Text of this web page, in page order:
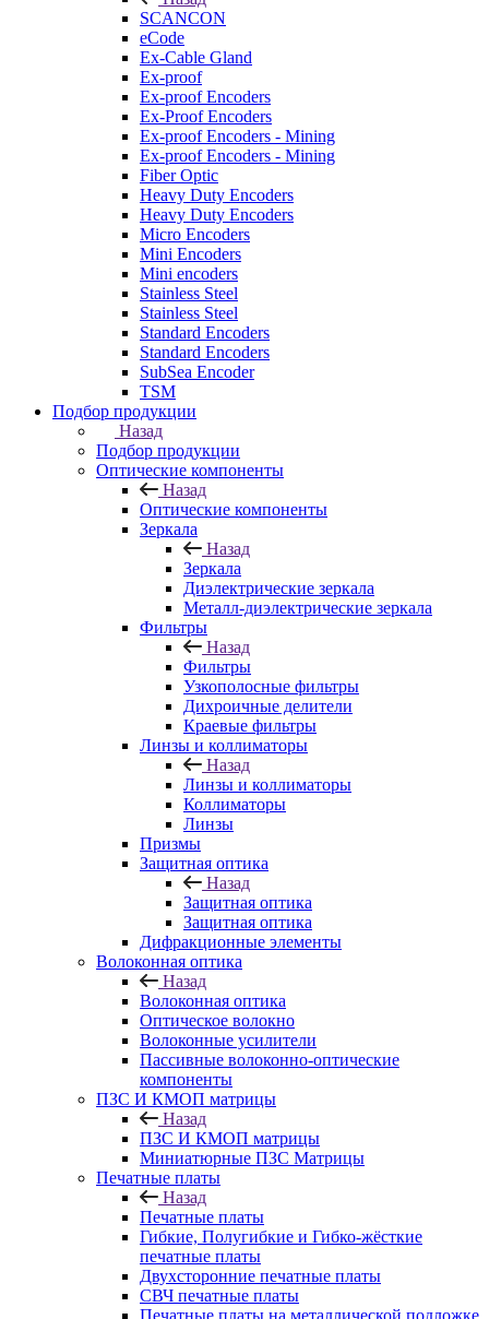
SCANCON
eCode
Ex-Cable Gland
Ex-proof
Ex-proof Encoders
Ex-Proof Encoders
Ex-proof Encoders - Mining
Ex-proof Encoders - Mining
Fiber Optic
Heavy Duty Encoders
Heavy Duty Encoders
Micro Encoders
Mini Encoders
Mini encoders
Stainless Steel
Stainless Steel
Standard Encoders
Standard Encoders
SubSea Encoder
TSM
Подбор продукции
Назад
Подбор продукции
Оптические компоненты
Назад
Оптические компоненты
Зеркала
Назад
Зеркала
Диэлектрические зеркала
Металл-диэлектрические зеркала
Фильтры
Назад
Фильтры
Узкополосные фильтры
Дихроичные делители
Краевые фильтры
Линзы и коллиматоры
Назад
Линзы и коллиматоры
Коллиматоры
Линзы
Призмы
Защитная оптика
Назад
Защитная оптика
Защитная оптика
Дифракционные элементы
Волоконная оптика
Назад
Волоконная оптика
Оптическое волокно
Волоконные усилители
Пассивные волоконно-оптические
компоненты
ПЗС И КМОП матрицы
Назад
ПЗС И КМОП матрицы
Миниатюрные ПЗС Матрицы
Печатные платы
Назад
Печатные платы
Гибкие, Полугибкие и Гибко-жёсткие
печатные платы
Двухсторонние печатные платы
СВЧ печатные платы
Печатные платы на металлической подложке